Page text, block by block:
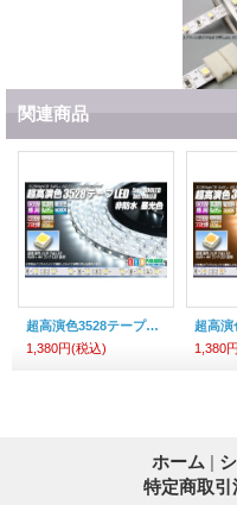
関連商品
超高演色3528テープLED 60LED/m 非防水 昼光色 6000K 1-5m
1,380円(税込)
1,380円
ホーム |
特定商取引